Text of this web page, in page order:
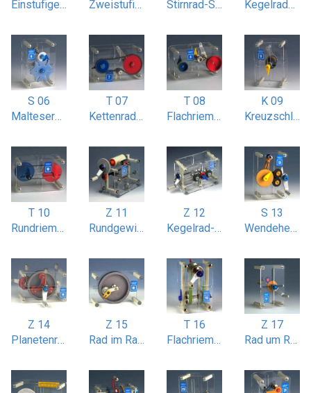
Einstufiges Stirnradgetriebe
Zweistufiges Stirnradgetriebe mit Doppelübersetzung
Stirnrad-Schaltgetriebe
Kegelradgetriebe i 1:1 und 1:2
S 06
Malteserkreuz-Getriebe 6-nutig
T 07
Kettenradantrieb mit Spannrad
T 08
Flachriemenantrieb mit Spannrolle
K 09
Kreuzschlitz / Oldhamkupplung
T 10
Rundriemen-Stufenscheibenantrieb
Z 11
Rundgewindeschneiden
Z 12
Kegelrad-Wendegetriebe
S 13
Wendeherzgetriebe
Z 14
Planetenradgetriebe
Z 15
Rad im Rad Bewegung (Hypozykloide)
T 16
Flachriemenantrieb gekreuzt
Z 17
Rad um Rad Bewegung